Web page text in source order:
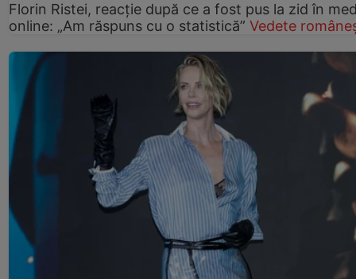
Florin Ristei, reacție după ce a fost pus la zid în
online: „Am răspuns cu o statistică” Vedete